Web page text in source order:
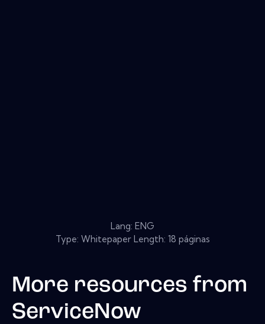
Lang: ENG
Type: Whitepaper Length: 18 páginas
More resources from
ServiceNow